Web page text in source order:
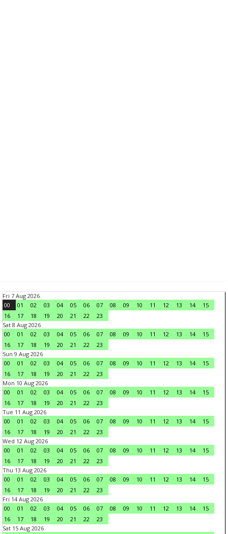
Fri 7 Aug 2026
00
01 02 03 04 05 06 07 08 09 10 11 12 13 14
15
16
17 18 19 20 21 22
23
Sat 8 Aug 2026
00
01 02 03 04 05 06 07 08 09 10 11 12 13 14
15
16
17 18 19 20 21 22
23
Sun 9 Aug 2026
00
01 02 03 04 05 06 07 08 09 10 11 12 13 14
15
16
17 18 19 20 21 22
23
Mon 10 Aug 2026
00
01 02 03 04 05 06 07 08 09 10 11 12 13 14
15
16
17 18 19 20 21 22
23
Tue 11 Aug 2026
00
01 02 03 04 05 06 07 08 09 10 11 12 13 14
15
16
17 18 19 20 21 22
23
Wed 12 Aug 2026
00
01 02 03 04 05 06 07 08 09 10 11 12 13 14
15
16
17 18 19 20 21 22
23
Thu 13 Aug 2026
00
01 02 03 04 05 06 07 08 09 10 11 12 13 14
15
16
17 18 19 20 21 22
23
Fri 14 Aug 2026
00
01 02 03 04 05 06 07 08 09 10 11 12 13 14
15
16
17 18 19 20 21 22
23
Sat 15 Aug 2026